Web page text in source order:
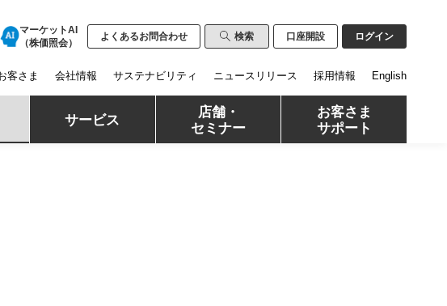
マーケットAI
（株価照会）
よくあるお問合わせ 検索 口座開設 ログイン
サービス
店舗・
セミナー
お客さま
サポート
客さま 会社情報 サステナビリティ ニュースリリース 採用情報 English